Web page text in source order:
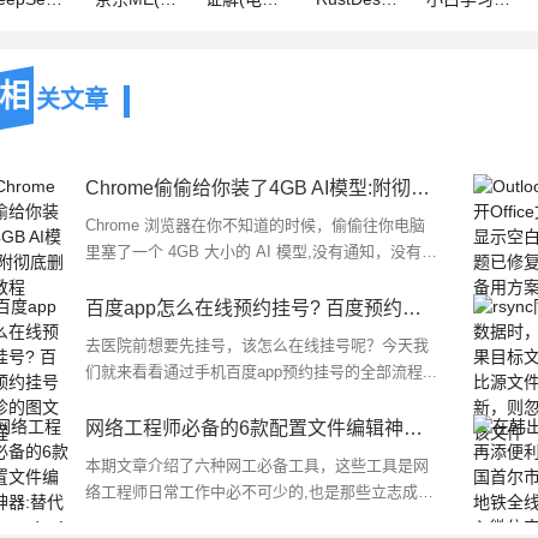
相 关文章
Chrome偷偷给你装了4GB AI模型:附彻底删除教程
Chrome 浏览器在你不知道的时候，偷偷往你电脑
里塞了一个 4GB 大小的 AI 模型,没有通知，没有弹
方法...
百度app怎么在线预约挂号? 百度预约挂号就诊的图文教程
去医院前想要先挂号，该怎么在线挂号呢？今天我
们就来看看通过手机百度app预约挂号的全部流程...
网络工程师必备的6款配置文件编辑神器:替代Notepad++!
本期文章介绍了六种网工必备工具，这些工具是网
络工程师日常工作中必不可少的,也是那些立志成为